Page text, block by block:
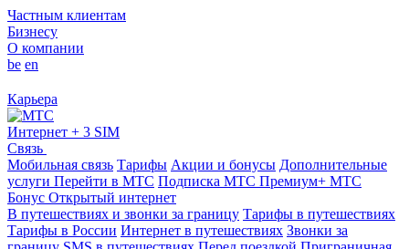
Частным клиентам
Бизнесу
О компании
be en
Карьера
Интернет + 3 SIM
Связь
Мобильная связь Тарифы Акции и бонусы Дополнительные
услуги Перейти в МТС Подписка МТС Премиум+ МТС
Бонус Открытый интернет
В путешествиях и звонки за границу Тарифы в путешествиях
Тарифы в России Интернет в путешествиях Звонки за